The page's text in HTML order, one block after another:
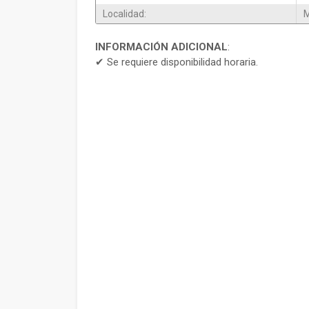
Localidad:
INFORMACIÓN ADICIONAL:
✔ Se requiere disponibilidad horaria.